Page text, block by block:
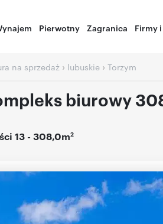
Pierwotny Zagranica Firmy i
na sprzedaż › lubuskie › Torzym
biurowy
13 - 308,0m2